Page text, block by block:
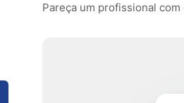
Pareça um profissional